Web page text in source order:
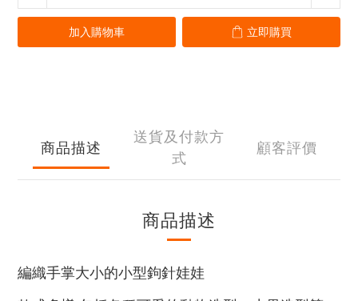
加入購物車 立即購買
商品描述
送貨及付款方
式
顧客評價
商品描述
編織手掌大小的小型鉤針娃娃